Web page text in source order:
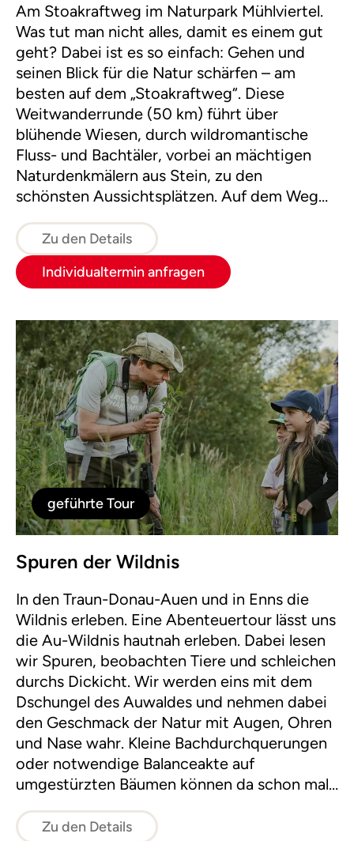
Am Stoakraftweg im Naturpark Mühlviertel.
Was tut man nicht alles, damit es einem gut
geht? Dabei ist es so einfach: Gehen und
seinen Blick für die Natur schärfen – am
besten auf dem „Stoakraftweg“. Diese
Weitwanderrunde (50 km) führt über
blühende Wiesen, durch wildromantische
Fluss- und Bachtäler, vorbei an mächtigen
Naturdenkmälern aus Stein, zu den
schönsten Aussichtsplätzen. Auf dem Weg
nebenbei die Besonderheiten von Flora und
Fauna kennen.
Zu den Details
Individualtermin anfragen
geführte Tour
Spuren der Wildnis
In den Traun-Donau-Auen und in Enns die
Wildnis erleben. Eine Abenteuertour lässt uns
die Au-Wildnis hautnah erleben. Dabei lesen
wir Spuren, beobachten Tiere und schleichen
durchs Dickicht. Wir werden eins mit dem
Dschungel des Auwaldes und nehmen dabei
den Geschmack der Natur mit Augen, Ohren
und Nase wahr. Kleine Bachdurchquerungen
oder notwendige Balanceakte auf
umgestürzten Bäumen können da schon mal
Zu den Details